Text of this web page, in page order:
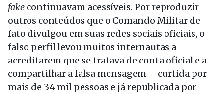
fake continuavam acessíveis. Por reproduzir
outros conteúdos que o Comando Militar de
fato divulgou em suas redes sociais oficiais, o
falso perfil levou muitos internautas a
acreditarem que se tratava de conta oficial e a
compartilhar a falsa mensagem – curtida por
mais de 34 mil pessoas e já republicada por